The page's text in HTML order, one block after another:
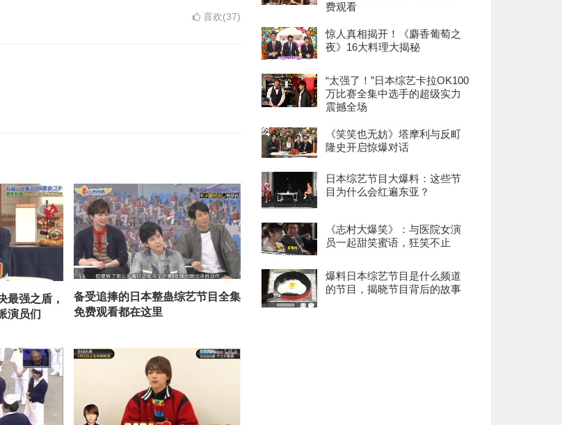
喜欢(37)
最强之盾，
演员们
备受追捧的日本整蛊综艺节目全集
免费观看都在这里
费观看
惊人真相揭开！《麝香葡萄之
夜》16大料理大揭秘
“太强了！”日本综艺卡拉OK100
万比赛全集中选手的超级实力
震撼全场
《笑笑也无妨》塔摩利与反町
隆史开启惊爆对话
日本综艺节目大爆料：这些节
目为什么会红遍东亚？
《志村大爆笑》：与医院女演
员一起甜笑蜜语，狂笑不止
爆料日本综艺节目是什么频道
的节目，揭晓节目背后的故事